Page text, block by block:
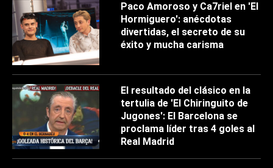
Paco Amoroso y Ca7riel en 'El
Hormiguero': anécdotas
divertidas, el secreto de su
éxito y mucha carisma
El resultado del clásico en la
tertulia de 'El Chiringuito de
Jugones': El Barcelona se
proclama líder tras 4 goles al
Real Madrid